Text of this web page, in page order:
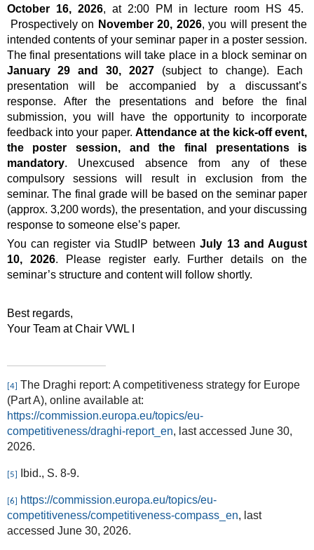
October 16, 2026, at 2:00 PM
in lecture room HS 45.
Prospectively on November20, 2026, you will present the
intended contents of your seminar paper in a poster session.
Thefinal presentationswill take place in a block seminar on
January 29 and 30, 2027 (subject to change). Each
presentation will be accompanied by a discussant’s
response. After the presentations and before the final
submission, you will have the opportunity to incorporate
feedback into your paper. Attendance at the kick-off event,
the poster session, and the final presentations is
mandatory. Unexcused absence from any of these
compulsory sessions will result in exclusion from the
seminar. The final grade will be based on the seminar paper
(approx. 3,200 words), the presentation, and your discussing
response to someone else’s paper.
You can register via StudIP betweenJuly 13 and August
10, 2026. Please register early. Further details on the
seminar’s structure and content will follow shortly.
Best regards,
Your Team at Chair VWL I
[4] The Draghi report: A competitiveness strategy for Europe
(Part A), online available at:
https://commission.europa.eu/topics/eu-
competitiveness/draghi-report_en, last accessed June 30,
2026.
[5] Ibid., S. 8-9.
[6]
https://commission.europa.eu/topics/eu-
competitiveness/competitiveness-compass_en, last
accessed June 30, 2026.